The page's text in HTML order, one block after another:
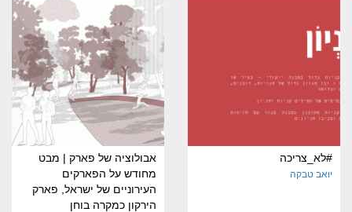
#לא_צריכה
יואב טבקה
אבולוציה של פארק | מבט
מחודש על הפארקים
העירוניים של ישראל, פארק
הירקון כמקרה בוחן